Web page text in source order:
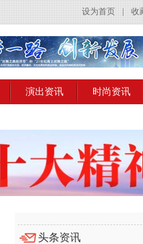
收
设为首页
演出资讯 时尚资讯
头条资讯